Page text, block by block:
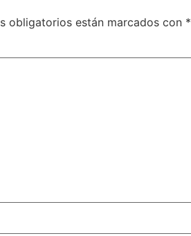
obligatorios están marcados con *